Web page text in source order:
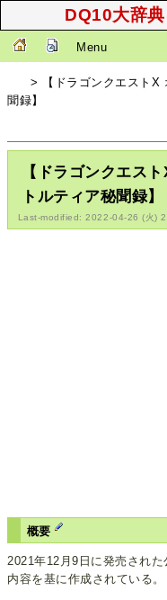
DQ10大辞
Menu
> 【ドラゴンクエストX
聞録】
【ドラゴンクエス
トルティア秘聞録】
Last-modified: 2022-04-26 (火)
概要
2021年12月9日に発売され
内容を基に作成されている。